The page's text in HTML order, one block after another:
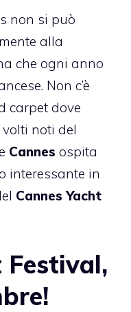
non si può
alla
che ogni anno
Non c’è
carpet dove
noti del
Cannes ospita
interessante in
Cannes Yacht
Festival,